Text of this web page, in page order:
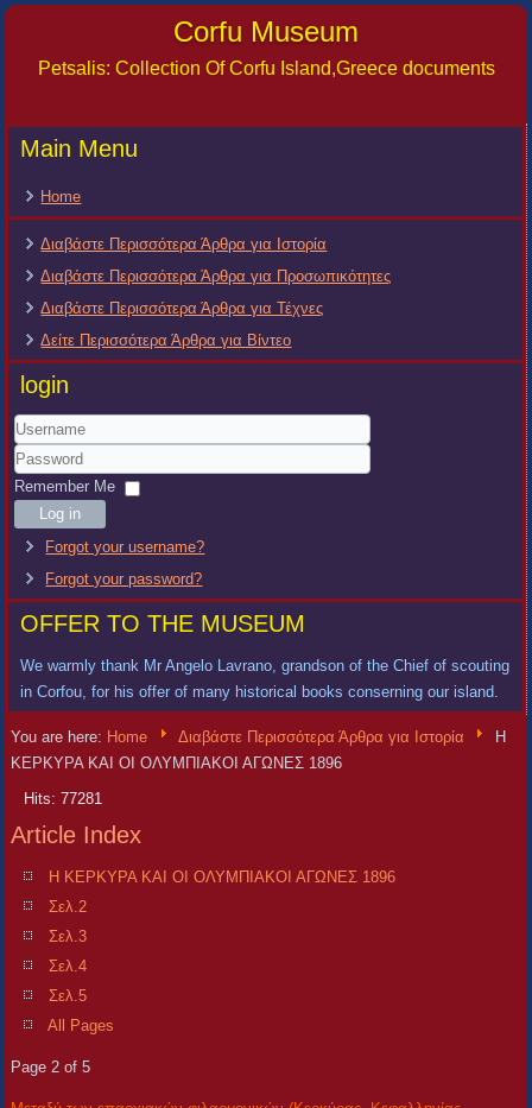
Corfu Museum
Petsalis: Collection Of Corfu Island,Greece documents
Main Menu
Home
Διαβάστε Περισσότερα Άρθρα για Ιστορία
Διαβάστε Περισσότερα Άρθρα για Προσωπικότητες
Διαβάστε Περισσότερα Άρθρα για Τέχνες
Δείτε Περισσότερα Άρθρα για Βίντεο
login
Username
Password
Remember Me
Log in
Forgot your username?
Forgot your password?
OFFER TO THE MUSEUM
We warmly thank Mr Angelo Lavrano, grandson of the Chief of scouting
in Corfou, for his offer of many historical books conserning our island.
You are here: Home Διαβάστε Περισσότερα Άρθρα για Ιστορία
Η
ΚΕΡΚΥΡΑ ΚΑΙ ΟΙ ΟΛΥΜΠΙΑΚΟΙ ΑΓΩΝΕΣ 1896
Hits: 77281
Article Index
Η ΚΕΡΚΥΡΑ ΚΑΙ ΟΙ ΟΛΥΜΠΙΑΚΟΙ ΑΓΩΝΕΣ 1896
Σελ.2
Σελ.3
Σελ.4
Σελ.5
All Pages
Page 2 of 5